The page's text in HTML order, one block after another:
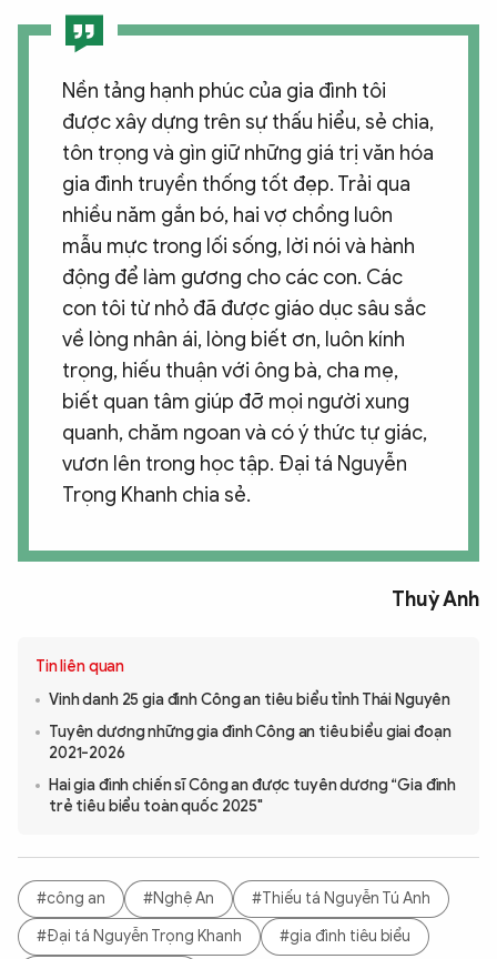
Nền tảng hạnh phúc của gia đình tôi
được xây dựng trên sự thấu hiểu, sẻ chia,
tôn trọng và gìn giữ những giá trị văn hóa
gia đình truyền thống tốt đẹp. Trải qua
nhiều năm gắn bó, hai vợ chồng luôn
mẫu mực trong lối sống, lời nói và hành
động để làm gương cho các con. Các
con tôi từ nhỏ đã được giáo dục sâu sắc
về lòng nhân ái, lòng biết ơn, luôn kính
trọng, hiếu thuận với ông bà, cha mẹ,
biết quan tâm giúp đỡ mọi người xung
quanh, chăm ngoan và có ý thức tự giác,
vươn lên trong học tập. Đại tá Nguyễn
Trọng Khanh chia sẻ.
Thuỳ Anh
Tin liên quan
Vinh danh 25 gia đình Công an tiêu biểu tỉnh Thái Nguyên
Tuyên dương những gia đình Công an tiêu biểu giai đoạn
2021-2026
Hai gia đình chiến sĩ Công an được tuyên dương “Gia đình
trẻ tiêu biểu toàn quốc 2025"
#công an #Nghệ An
#Thiếu tá Nguyễn Tú Anh
#Đại tá Nguyễn Trọng Khanh
#gia đình tiêu biểu